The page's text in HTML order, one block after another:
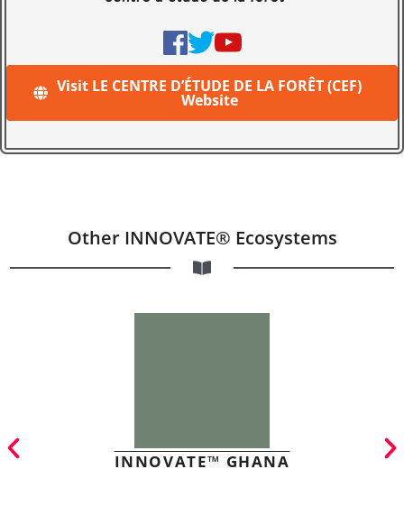
Visit LE CENTRE D’ÉTUDE DE LA FORÊT (CEF)
Website
Other INNOVATE® Ecosystems
INNOVATE™ GHANA